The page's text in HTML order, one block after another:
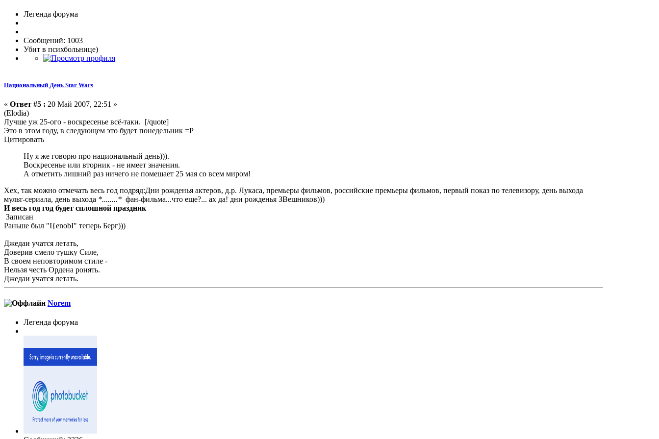
Легенда форума
Сообщений: 1003
Убит в психбольнице)
Национальный День Star Wars
« Ответ #5 : 20 Май 2007, 22:51 »
(Elodia)
Лучше уж 25-ого - воскресенье всё-таки. [/quote]
Это в этом году, в следующем это будет понедельник =Р
Цитировать
Ну я же говорю про национальный день))).
Воскресенье или вторник - не имеет значения.
А отметить лишний раз ничего не помешает 25 мая со всем миром!
Хех, так можно отмечать весь год подряд:Дни рожденья актеров, д.р. Лукаса, премьеры фильмов, российские премьеры фильмов, первый показ по телевизору, день выхода
мульт-сериала, день выхода *........* фан-фильма...что еще?... ах да! дни рожденья ЗВешников)))
И весь год год будет сплошной праздник
Записан
Раньше был "I{enobI" теперь Берг)))
Джедаи учатся летать,
Доверив смело тушку Силе,
В своем неповторимом стиле -
Нельзя честь Ордена ронять.
Джедаи учатся летать.
Norem
Легенда форума